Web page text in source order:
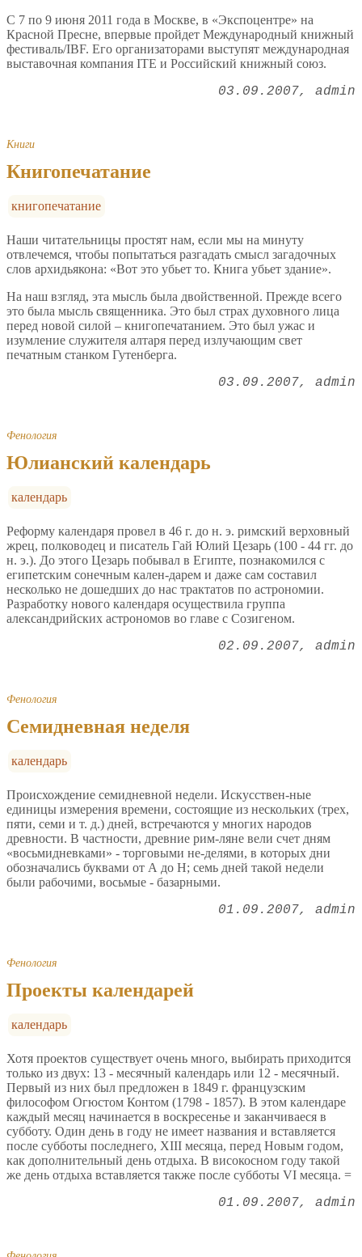
С 7 по 9 июня 2011 года в Москве, в «Экспоцентре» на
Красной Пресне, впервые пройдет Международный книжный
фестиваль/IBF. Его организаторами выступят международная
выставочная компания ITE и Российский книжный союз.
03.09.2007 admin
Книги
Книгопечатание
книгопечатание
Наши читательницы простят нам, если мы на минуту
отвлечемся, чтобы попытаться разгадать смысл загадочных
слов архидьякона: «Вот это убьет то. Книга убьет здание».
На наш взгляд, эта мысль была двойственной. Прежде всего
это была мысль священника. Это был страх духовного лица
перед новой силой – книгопечатанием. Это был ужас и
изумление служителя алтаря перед излучающим свет
печатным станком Гутенберга.
03.09.2007 admin
Фенология
Юлианский календарь
календарь
Реформу календаря провел в 46 г. до н. э. римский верховный
жрец, полководец и писатель Гай Юлий Цезарь (100 - 44 гг. до
н. э.). До этого Цезарь побывал в Египте, познакомился с
египетским сонечным кален-дарем и даже сам составил
несколько не дошедших до нас трактатов по астрономии.
Разработку нового календаря осуществила группа
александрийских астрономов во главе с Созигеном.
02.09.2007 admin
Фенология
Семидневная неделя
календарь
Происхождение семидневной недели. Искусствен-ные
единицы измерения времени, состоящие из нескольких (трех,
пяти, семи и т. д.) дней, встречаются у многих народов
древности. В частности, древние рим-ляне вели счет дням
«восьмидневками» - торговыми не-делями, в которых дни
обозначались буквами от А до Н; семь дней такой недели
были рабочими, восьмые - базарными.
01.09.2007 admin
Фенология
Проекты календарей
календарь
Хотя проектов существует очень много, выбирать приходится
только из двух: 13 - месячный календарь или 12 - месячный.
Первый из них был предложен в 1849 г. французским
философом Огюстом Контом (1798 - 1857). В этом календаре
каждый месяц начинается в воскресенье и заканчиваеся в
субботу. Один день в году не имеет названия и вставляется
после субботы последнего, XIII месяца, перед Новым годом,
как дополнительный день отдыха. В високосном году такой
же день отдыха вставляется также после субботы VI месяца. =
01.09.2007 admin